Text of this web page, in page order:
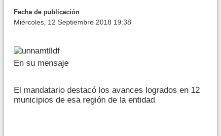
Fecha de publicación
Miércoles, 12 Septiembre 2018 19:38
En su mensaje
El mandatario destacó los avances logrados en 12
municipios de esa región de la entidad